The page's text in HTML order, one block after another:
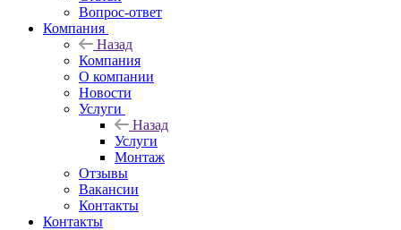
Вопрос-ответ
Компания
Назад
Компания
О компании
Новости
Услуги
Назад
Услуги
Монтаж
Отзывы
Вакансии
Контакты
Контакты